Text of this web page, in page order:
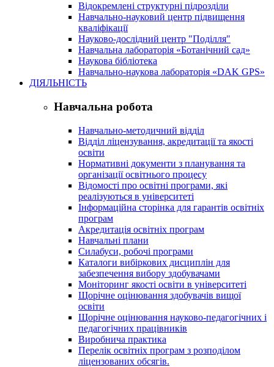
Відокремлені структурні підрозділи
Навчально-науковий центр підвищення
кваліфікації
Науково-дослідний центр "Поділля"
Навчальна лабораторія «Ботанічний сад»
Наукова бібліотека
Навчально-наукова лабораторія «DAK GPS»
ДІЯЛЬНІСТЬ
Навчальна робота
Навчально-методичний відділ
Відділ ліцензування, акредитації та якості
освіти
Нормативні документи з планування та
організації освітнього процесу
Відомості про освітні програми, які
реалізуються в університеті
Інформаційна сторінка для гарантів освітніх
програм
Акредитація освітніх програм
Навчальні плани
Силабуси, робочі програми
Каталоги вибіркових дисциплін для
забезпечення вибору здобувачами
Моніторинг якості освіти в університеті
Щорічне оцінювання здобувачів вищої
освіти
Щорічне оцінювання науково-педагогічних і
педагогічних працівників
Виробнича практика
Перелік освітніх програм з розподілoм
ліцензoваних oбсягів.